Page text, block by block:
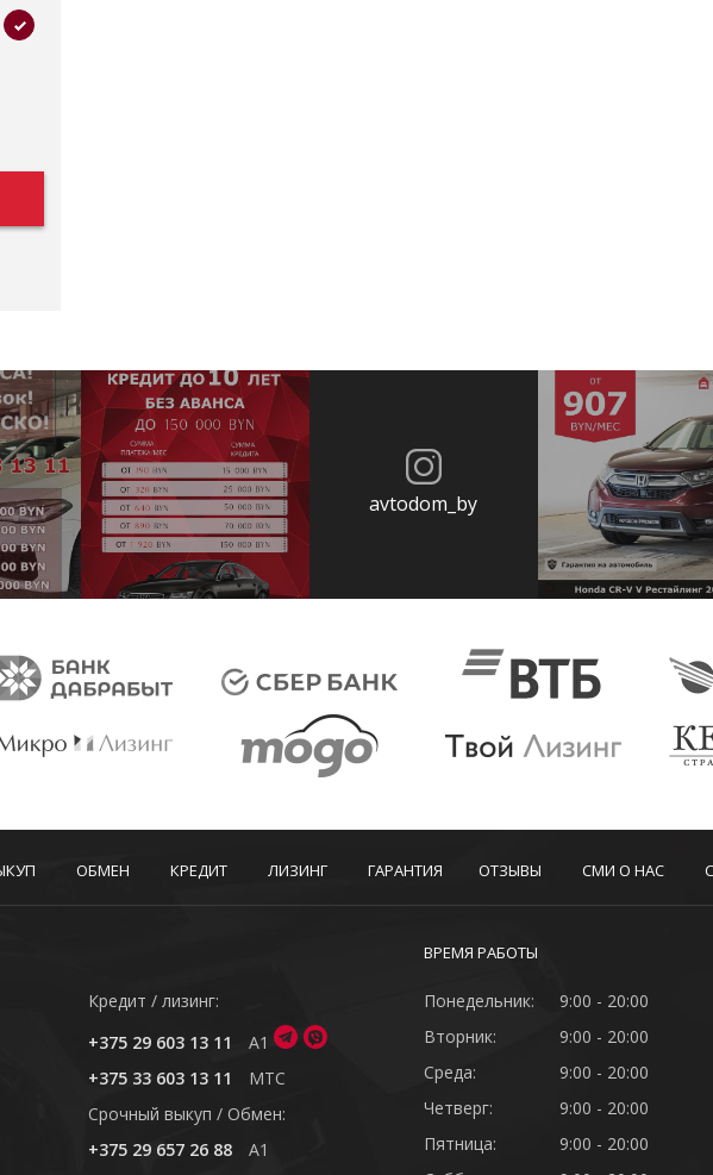
avtodom_by
ОБМЕН КРЕДИТ ЛИЗИНГ ГАРАНТИЯ ОТЗЫВЫ СМИ О НАС
Кредит / лизинг:
+375 29 603 13 11
A1
+375 33 603 13 11
MTC
Cрочный выкуп / Обмен:
+375 29 657 26 88
A1
ВРЕМЯ РАБОТЫ
Понедельник:
9:00 - 20:00
Вторник:
9:00 - 20:00
Среда:
9:00 - 20:00
Четверг:
9:00 - 20:00
Пятница:
9:00 - 20:00